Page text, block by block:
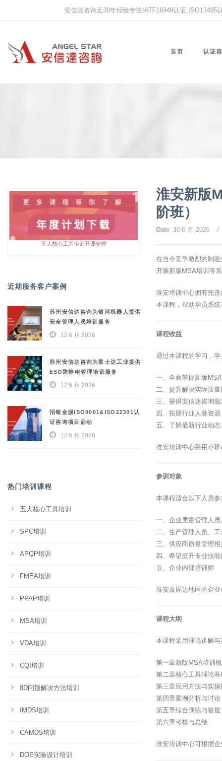
安信达咨询近30年经验专注IATF16949认证
首页 认证
淮安新版
阶班）
Date 30 6 月 2026 /
在当今竞争激烈的制
开展新版MSA培训等
淮安培训中心拥有完
本课程，帮助学员系
课程收益
通过本课程的学习，
一、全面掌握新版
二、提升解决实际质
三、获得安信达咨询
四、拓展行业人脉资
五、了解最新行业动
淮安培训中心采用小
参训对象
本课程适合以下人员参
一、企业质量管理人
二、生产管理人员、
三、供应商质量管理
四、希望提升专业技
五、企业内部培训师
淮安及周边地区的企
课程大纲
本课程采用理论讲解
第一章新版MSA培训
第二章核心工具理论基
第三章应用方法与实操
第四章案例分析与讨论
第五章综合演练与答疑
第六章考核与总结
淮安培训中心可根据
五大核心工具培训开课安排
近期服务客户案例
苏州安信达咨询为银河机器人提供
安全管理人员培训服务
12 6 月 2026
苏州安信达咨询为富士达工业提供
ESD防静电管理培训服务
12 6 月 2026
招银金服ISO9001&ISO22301认
证咨询项目启动
12 6 月 2026
热门培训课程
五大核心工具培训
SPC培训
APQP培训
FMEA培训
PPAP培训
MSA培训
VDA培训
CQI培训
8D问题解决方法培训
IMDS培训
CAMDS培训
DOE实验设计培训